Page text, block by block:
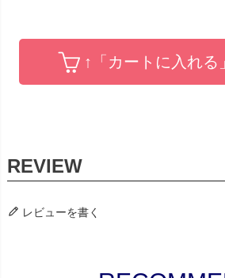
↑「カートに入れる
レビューを書く